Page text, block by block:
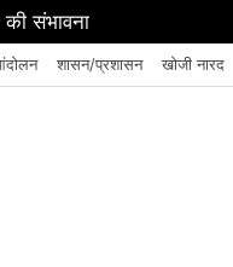
की संभावना
शासन/प्रशासन खोजी नारद